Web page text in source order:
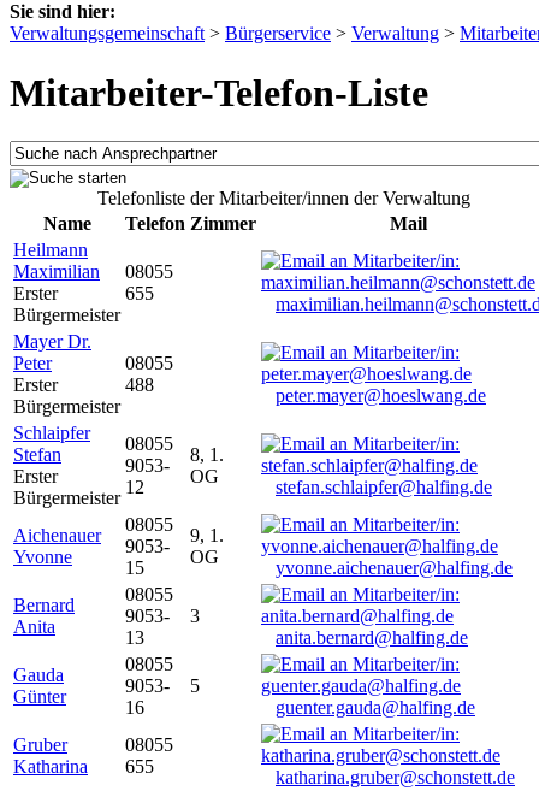
Sie sind hier:
Verwaltungsgemeinschaft > Bürgerservice > Verwaltung >
Mitarbeiter-Telefon-Liste
Telefonliste der Mitarbeiter/innen der Verwaltung
Name
Telefon Zimmer
Mail
Heilmann
Maximilian
Erster
Bürgermeister
08055
655
Mayer Dr.
Peter
Erster
Bürgermeister
08055
488
peter.mayer@hoeslwang.de
Schlaipfer
Stefan
Erster
Bürgermeister
08055
9053-
12
8, 1.
OG
stefan.schlaipfer@halfing.de
Aichenauer
Yvonne
08055
9053-
15
9, 1.
OG
yvonne.aichenauer@halfing.de
Bernard
Anita
08055
9053-
13
3
anita.bernard@halfing.de
Gauda
Günter
08055
9053-
16
5
guenter.gauda@halfing.de
Gruber
Katharina
08055
655
katharina.gruber@schonstett.de